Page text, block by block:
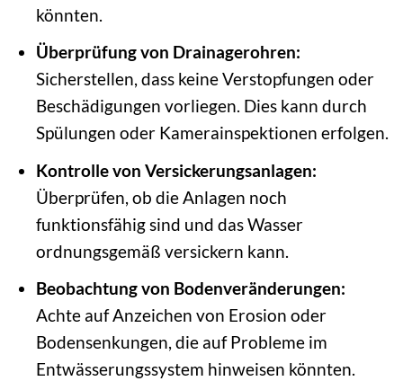
könnten.
Überprüfung von Drainagerohren:
Sicherstellen, dass keine Verstopfungen oder
Beschädigungen vorliegen. Dies kann durch
Spülungen oder Kamerainspektionen erfolgen.
Kontrolle von Versickerungsanlagen:
Überprüfen, ob die Anlagen noch
funktionsfähig sind und das Wasser
ordnungsgemäß versickern kann.
Beobachtung von Bodenveränderungen:
Achte auf Anzeichen von Erosion oder
Bodensenkungen, die auf Probleme im
Entwässerungssystem hinweisen könnten.